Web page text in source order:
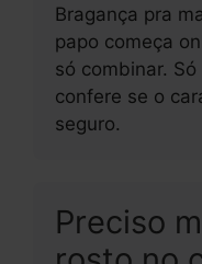
Bragança pra
papo começa
só combinar.
confere se o
seguro.
Preciso